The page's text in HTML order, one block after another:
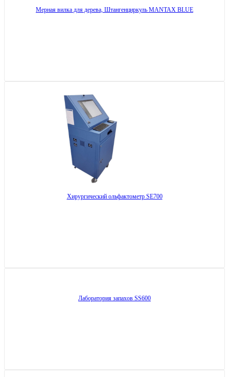
Мерная вилка для дерева, Штангенциркуль MANTAX BLUE
Хирургический ольфактометр SE700
Лаборатория запахов SS600